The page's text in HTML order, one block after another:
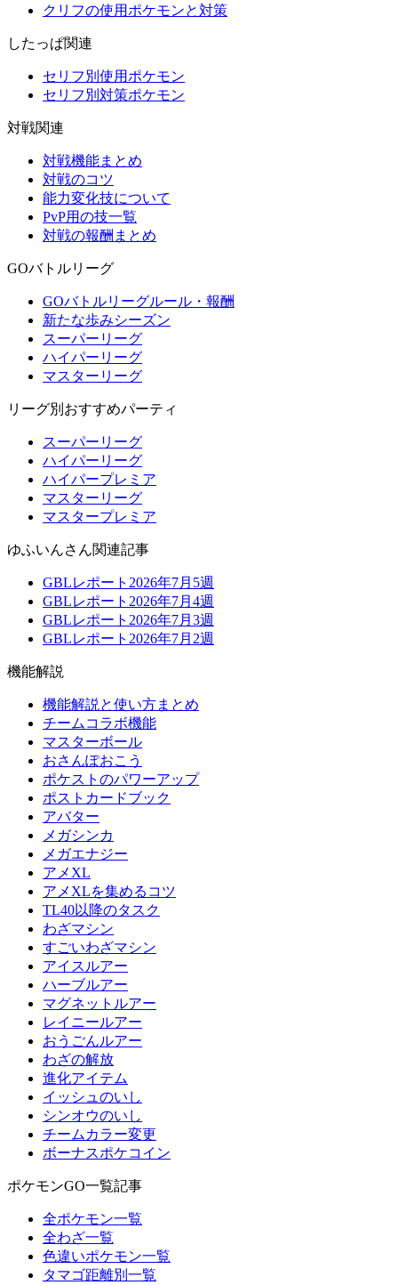
クリフの使用ポケモンと対策
したっぱ関連
セリフ別使用ポケモン
セリフ別対策ポケモン
対戦関連
対戦機能まとめ
対戦のコツ
能力変化技について
PvP用の技一覧
対戦の報酬まとめ
GOバトルリーグ
GOバトルリーグルール・報酬
新たな歩みシーズン
スーパーリーグ
ハイパーリーグ
マスターリーグ
リーグ別おすすめパーティ
スーパーリーグ
ハイパーリーグ
ハイパープレミア
マスターリーグ
マスタープレミア
ゆふいんさん関連記事
GBLレポート2026年7月5週
GBLレポート2026年7月4週
GBLレポート2026年7月3週
GBLレポート2026年7月2週
機能解説
機能解説と使い方まとめ
チームコラボ機能
マスターボール
おさんぽおこう
ポケストのパワーアップ
ポストカードブック
アバター
メガシンカ
メガエナジー
アメXL
アメXLを集めるコツ
TL40以降のタスク
わざマシン
すごいわざマシン
アイスルアー
ハーブルアー
マグネットルアー
レイニールアー
おうごんルアー
わざの解放
進化アイテム
イッシュのいし
シンオウのいし
チームカラー変更
ボーナスポケコイン
ポケモンGO一覧記事
全ポケモン一覧
全わざ一覧
色違いポケモン一覧
タマゴ距離別一覧